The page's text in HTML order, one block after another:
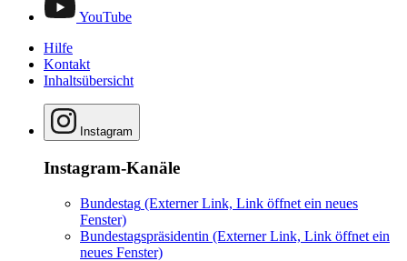
YouTube
Hilfe
Kontakt
Inhaltsübersicht
Instagram
Instagram-Kanäle
Bundestag (Externer Link, Link öffnet ein neues
Fenster)
Bundestagspräsidentin (Externer Link, Link öffnet ein
neues Fenster)